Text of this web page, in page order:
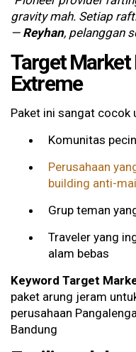
gravity mah. Setiap
— Reyhan, pelanggan
Target
Extreme
Paket ini sangat cocok
Komunitas
Perusahaan
building anti-
Grup teman
Traveler yang
alam bebas
Keyword Target
paket arung jeram
perusahaan
Bandung